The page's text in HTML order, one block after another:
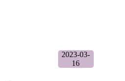
2023-03-
16